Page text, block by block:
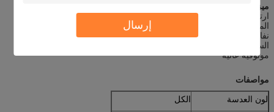
إرسال
ميزة تنافسية:
ارتداء الصلب،
المقاومة للتآكل،
نفاذية عالية،
السيطرة يشعر على نحو سلس،
موثوقية عالية
مواصفات
لون العدسة
الكل